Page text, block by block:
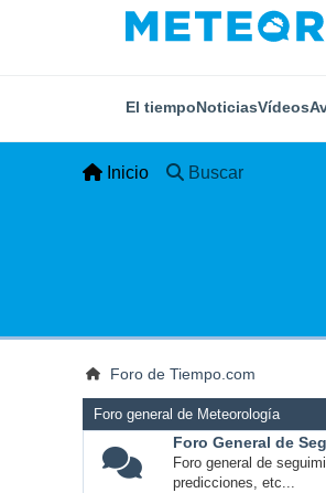
El tiempoNoticiasVídeos
Inicio Buscar
Foro de Tiempo.com
Foro general de Meteorología
Foro General de
Foro general de
predicciones, etc...